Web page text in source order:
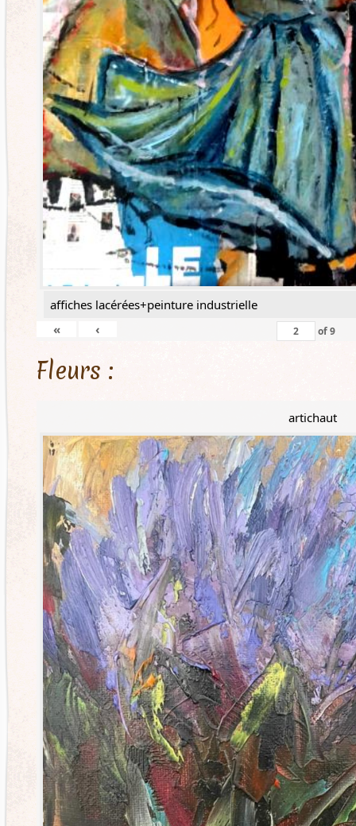
affiches lacérées+peinture industrielle
«
‹ of9
Fleurs :
artichaut